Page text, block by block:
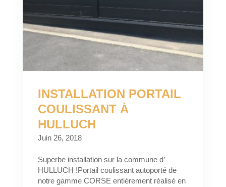
INSTALLATION PORTAIL
COULISSANT À
HULLUCH
Juin 26, 2018
Superbe installation sur la commune d’
HULLUCH !Portail coulissant autoporté de
notre gamme CORSE entièrement réalisé en